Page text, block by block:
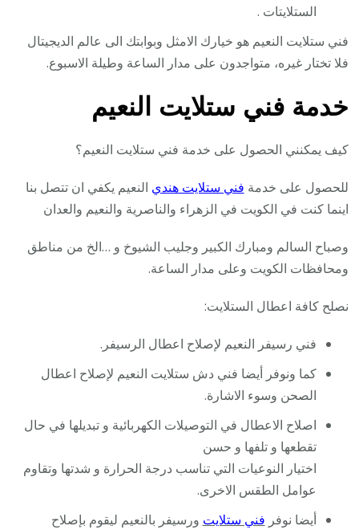
الستلايتات .
فني ستلايت النعيم هو خيارك الامثل وبوابتك الى عالم الديجيتال
فلا تختار غيره، متواجدون على مدار الساعة وطيلة الاسبوع.
خدمة فني ستلايت النعيم
كيف يمكنني الحصول على خدمة فني ستلايت النعيم؟
للحصول على خدمة فني ستلايت هندي النعيم يكفي ان تتصل بنا
اينما كنت في الكويت في الزهراء والناصرية والنعيم والعدان
وصباح السالم ومبارك الكبير وجليب الشيوخ و …الخ من مناطق
ومحافظات الكويت وعلى مدار الساعة.
نصلح كافة اعطال الستلايت:
فني رسيفر النعيم لإصلاح اعطال الرسيفر.
كما ونوفر أيضا فني دش ستلايت النعيم لإصلاح اعطال
الصحن وسوء الاشارة.
اصلاح الاعطال في التوصيلات الكهربائية و تبديلها في حال
تقطعها و تلفها و حسن
اختيار النوعيات التي تناسب درجة الحرارة و شدتها وتقاوم
عوامل الطقس الاخرى.
أيضا نوفر فني ستلايت ورسيفر بالنعيم ليقوم بإصلاح